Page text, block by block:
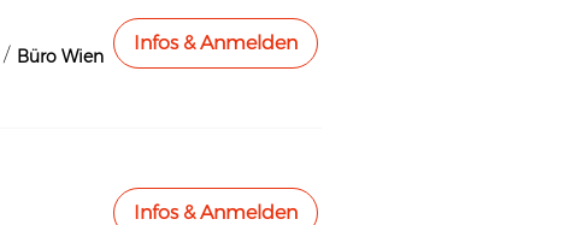
/ Büro Wien
Infos & Anmelden
Infos & Anmelden